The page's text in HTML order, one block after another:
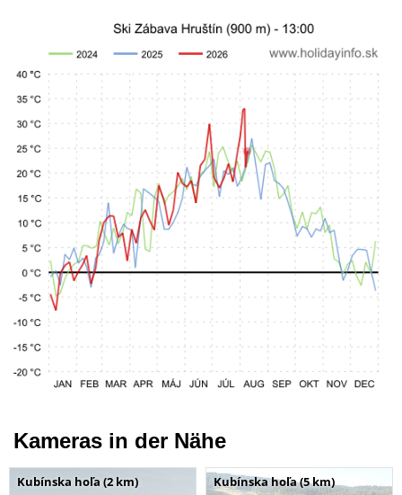
Kameras in der Nähe
Kubínska hoľa (2 km) Kubínska hoľa (5 km)